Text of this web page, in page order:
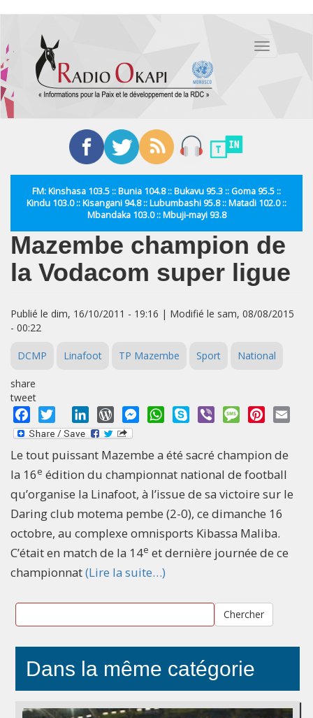
contenu
principal
Toggle
FM: Kinshasa 103.5 :: Bunia 104.8 :: Bukavu 95.3 :: Goma 95.5 ::
Kindu 103.0 :: Kisangani 94.8 :: Lubumbashi 95.8 :: Matadi 102.0 ::
Mbandaka 103.0 :: Mbuji-mayi 93.8
Mazembe champion de
la Vodacom super ligue
Publié le dim, 16/10/2011 - 19:16 | Modifié le sam, 08/08/2015
- 00:22
DCMP Linafoot TP Mazembe Sport National
share
tweet
Facebook
Twitter LinkedInWordPressMessengerWhatsApp
Skype Viber MessagePinterest
Le tout puissant Mazembe a été sacré champion de
la 16e édition du championnat national de football
qu’organise la Linafoot, à l’issue de sa victoire sur le
Daring club motema pembe (2-0), ce dimanche 16
octobre, au complexe omnisports Kibassa Maliba.
C’était en match de la 14e et dernière journée de ce
championnat(Lire la suite…)
Chercher
Dans la même catégorie